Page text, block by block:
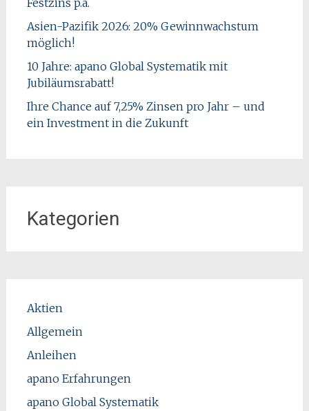
Asien-Pazifik 2026: 20% Gewinnwachstum
möglich!
10 Jahre: apano Global Systematik mit
Jubiläumsrabatt!
Ihre Chance auf 7,25% Zinsen pro Jahr – und
ein Investment in die Zukunft
Kategorien
Aktien
Allgemein
Anleihen
apano Erfahrungen
apano Global Systematik